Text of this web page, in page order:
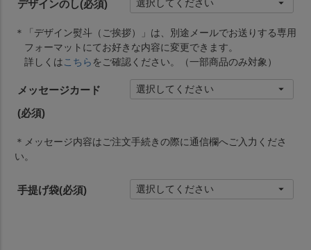
デザインのし(必須)
＊「デザイン熨斗（ご挨拶）」は、別途メールでお送りする専用
フォーマットにてお好きな内容に変更できます。
詳しくは こちら をご確認ください。（一部商品のみ対象）
メッセージカード
(必須)
＊メッセージ内容はご注文手続きの際に通信欄へご入力くださ
い。
手提げ袋(必須)